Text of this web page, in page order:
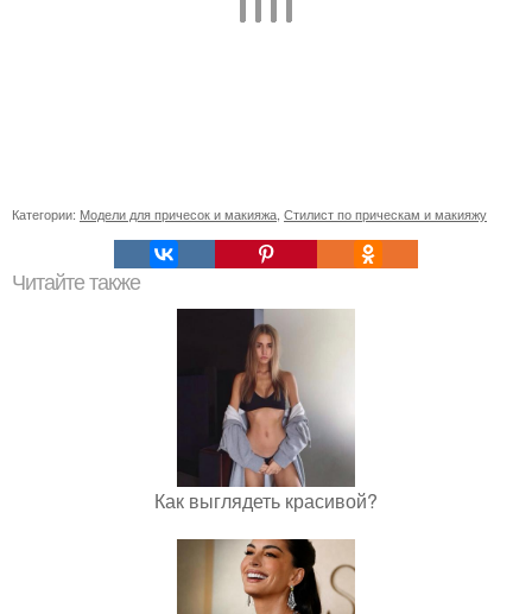
Категории: Модели для причесок и макияжа Стилист по прическам и макияжу
Читайте также
Как выглядеть красивой?